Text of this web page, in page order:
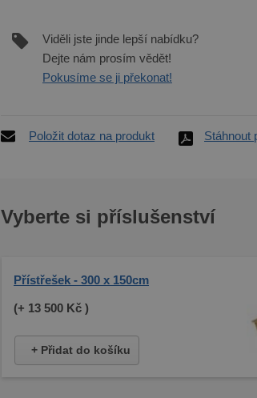
Viděli jste jinde lepší nabídku?
Dejte nám prosím vědět!
Pokusíme se ji překonat!
Položit dotaz na produkt Stáhnout
Vyberte si příslušenství
Přístřešek - 300 x 150cm
(+ 13 500 Kč )
+ Přidat do košíku